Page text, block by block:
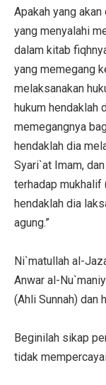
Apakah yang
yang menyalahi
dalam kitab
yang memegang
melaksanakan
hukum hendaklah
memegangnya
hendaklah dia
Syari`at Imam,
terhadap mukhalif
hendaklah dia
agung.”
Ni`matullah al-
Anwar al-
(Ahli Sunnah) dan
Beginilah sikap
tidak